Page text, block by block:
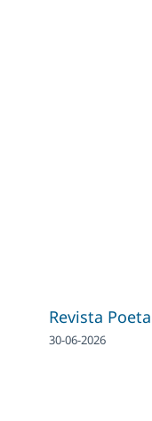
Revista
30-06-2026